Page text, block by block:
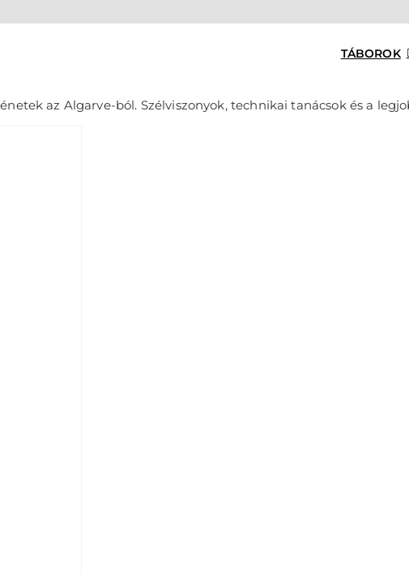
TÁBOROK
az Algarve-ból. Szélviszonyok, technikai tanácsok és a